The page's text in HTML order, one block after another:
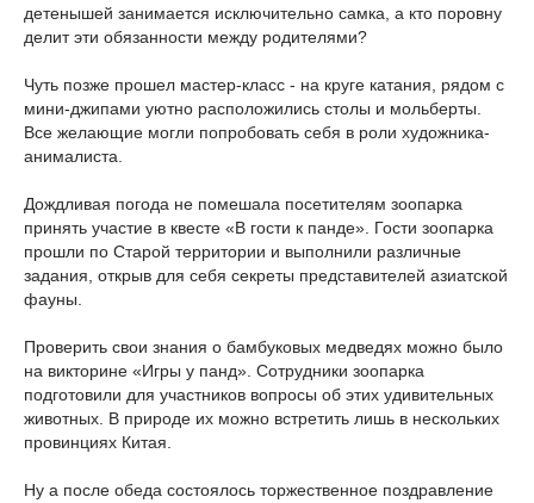
детенышей занимается исключительно самка, а кто поровну
делит эти обязанности между родителями?
Чуть позже прошел мастер-класс - на круге катания, рядом с
мини-джипами уютно расположились столы и мольберты.
Все желающие могли попробовать себя в роли художника-
анималиста.
Дождливая погода не помешала посетителям зоопарка
принять участие в квесте «В гости к панде». Гости зоопарка
прошли по Старой территории и выполнили различные
задания, открыв для себя секреты представителей азиатской
фауны.
Проверить свои знания о бамбуковых медведях можно было
на викторине «Игры у панд». Сотрудники зоопарка
подготовили для участников вопросы об этих удивительных
животных. В природе их можно встретить лишь в нескольких
провинциях Китая.
Ну а после обеда состоялось торжественное поздравление